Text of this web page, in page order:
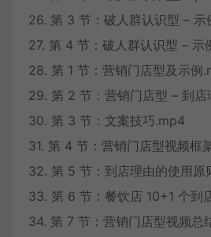
26. 第 3 节：破人群认识型 – 示
27. 第 4 节：破人群认识型 – 示
28. 第 1 节：营销门店型及示例
29. 第 2 节：营销门店型 – 到店
30. 第 3 节：文案技巧.mp4
31. 第 4 节：营销门店型视频框
32. 第 5 节：到店理由的使用原
33. 第 6 节：餐饮店 10+1 个到
34. 第 7 节：营销门店型视频总